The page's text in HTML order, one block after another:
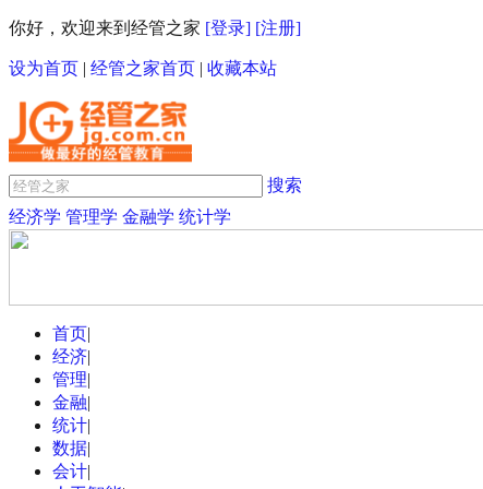
你好，欢迎来到经管之家 [登录] [注册]
设为首页 | 经管之家首页 | 收藏本站
搜索
经济学 管理学 金融学 统计学
首页|
经济|
管理|
金融|
统计|
数据|
会计|